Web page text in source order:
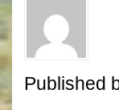
Published